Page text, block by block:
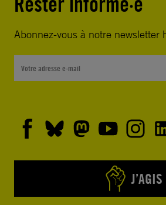
Abonnez-vous à notre newsletter
J’AGIS